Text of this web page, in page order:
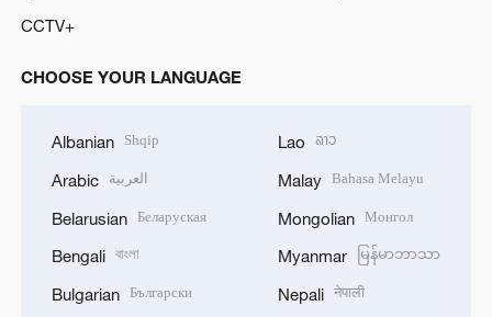
CCTV+
CHOOSE YOUR LANGUAGE
Albanian Shqip
Arabic العربية
Belarusian Беларуская
Bengali বাংলা
Bulgarian Български
Lao ລາວ
Malay Bahasa Melayu
Mongolian Монгол
Myanmar မြန်မာဘာသာ
Nepali नेपाली